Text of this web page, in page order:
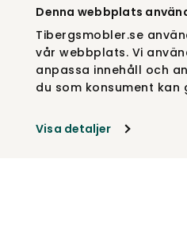
Denna webbplats
Tibergsmobler.se
vår webbplats. Vi
anpassa innehåll och
du som konsument kan
Visa detaljer